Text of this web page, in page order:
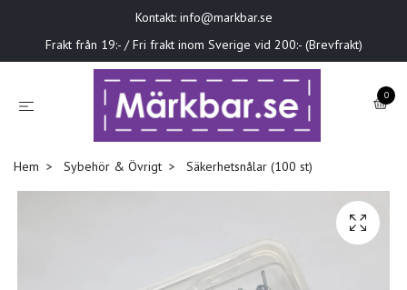
Kontakt: info@markbar.se
Frakt från 19:- / Fri frakt inom Sverige vid 200:- (Brevfrakt)
0
Hem Sybehör & Övrigt Säkerhetsnålar (100 st)